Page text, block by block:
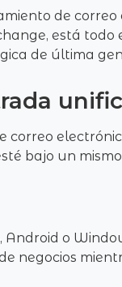
de
está
de última
correo
bajo un
Android o
negocios